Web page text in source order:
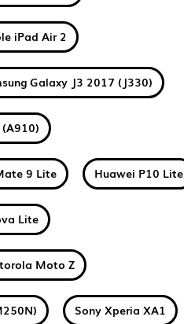
iPad Air 2
Galaxy J3 2017 (J330)
9 Lite Huawei P10 Lite
Lite
Moto Z
Sony Xperia XA1